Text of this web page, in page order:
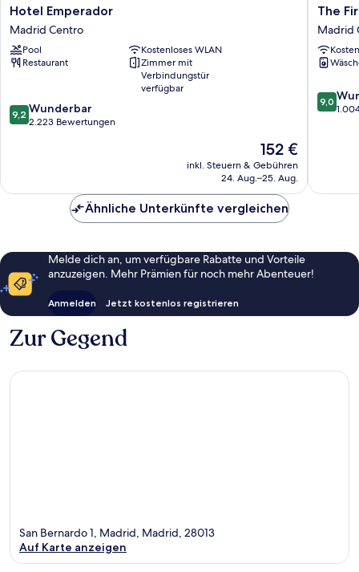
Hotel
Emperador
Madrid
Centro
Hotel Emperador
Madrid Centro
Pool
Kostenloses WLAN
Restaurant
Zimmer mit
Verbindungstür
verfügbar
9.2
von
9,2 Wunderbar
2.223 Bewertungen
Der
Preis
beträgt
152 €
inkl. Steuern & Gebühren
24. Aug.–25. Aug.
The
First
One
Madrid
Centro
The
Madrid
9.0
von
9,0
Ähnliche Unterkünfte vergleichen
Melde dich an, um verfügbare Rabatte und Vorteile
anzuzeigen. Mehr Prämien für noch mehr Abenteuer!
Anmelden Jetzt kostenlos registrieren
Zur Gegend
San Bernardo 1, Madrid, Madrid, 28013
Auf Karte anzeigen